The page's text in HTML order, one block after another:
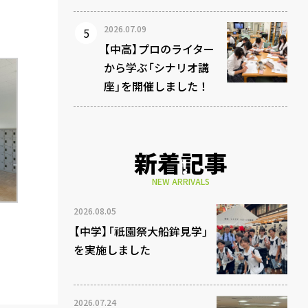
2026.07.09
【中高】プロのライター
から学ぶ「シナリオ講
座」を開催しました！
新着記事
NEW ARRIVALS
2026.08.05
【中学】「祇園祭大船鉾見学」
を実施しました
2026.07.24